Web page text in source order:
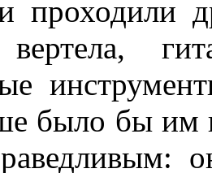
проходили
было бы им